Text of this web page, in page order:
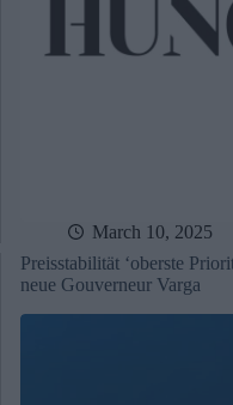
March 10, 2025
Preisstabilität ‘oberste
neue Gouverneur Varga